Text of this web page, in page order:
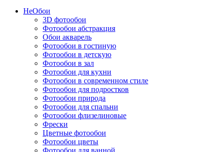
НеОбои
3D фотообои
Фотообои абстракция
Обои акварель
Фотообои в гостиную
Фотообои в детскую
Фотообои в зал
Фотообои для кухни
Фотообои в современном стиле
Фотообои для подростков
Фотообои природа
Фотообои для спальни
Фотообои флизелиновые
Фрески
Цветные фотообои
Фотообои цветы